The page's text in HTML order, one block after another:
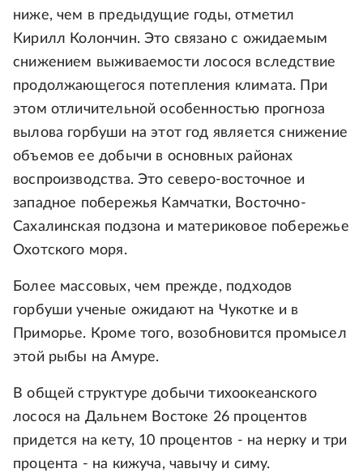
ниже, чем в предыдущие годы, отметил
Кирилл Колончин. Это связано с ожидаемым
снижением выживаемости лосося вследствие
продолжающегося потепления климата. При
этом отличительной особенностью прогноза
вылова горбуши на этот год является снижение
объемов ее добычи в основных районах
воспроизводства. Это северо-восточное и
западное побережья Камчатки, Восточно-
Сахалинская подзона и материковое побережье
Охотского моря.
Более массовых, чем прежде, подходов
горбуши ученые ожидают на Чукотке и в
Приморье. Кроме того, возобновится промысел
этой рыбы на Амуре.
В общей структуре добычи тихоокеанского
лосося на Дальнем Востоке 26 процентов
придется на кету, 10 процентов - на нерку и три
процента - на кижуча, чавычу и симу.